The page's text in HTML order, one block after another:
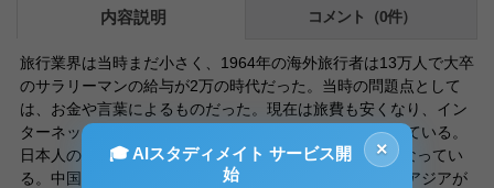
内容説明 コメント（0件）
旅行業界は当時まだ小さく、1964年の海外旅行者は13万人で大卒
のサラリーマンの給与が2万の時代だった。当時の問題点として
は、お金や言葉によるものだった。現在は旅費も安くなり、イン
ターネットの普及によるビジネスモデルの変化が起こっている。
日本人の旅行先の1位は中国、2位は韓国、3位ハワイとなってい
る。中国は仕事、韓国には観光と目的は違っているが、アジアが
×
🎓 AIスタディメイト サービス開
始